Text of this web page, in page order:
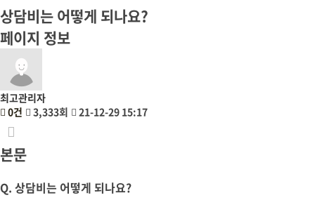
상담비는 어떻게 되나요?
페이지 정보
최고관리자
0건
3,333회 21-12-29 15:17
본문
Q. 상담비는 어떻게 되나요?